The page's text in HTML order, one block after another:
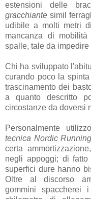
estensioni delle
gracchiante simil
udibile a molti metri
mancanza di
spalle, tale da
Chi ha sviluppato
curando poco la
trascinamento dei
a quanto descritto
circostanze da doversi
Personalmente
tecnica Nordic Running
certa
negli appoggi; di
superfici dure hanno
Oltre al discorso
gommini